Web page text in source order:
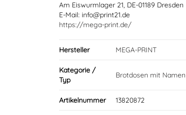
Am Eiswurmlager 21, DE-01189 Dresden
E-Mail: info@print21.de
https://mega-print.de/
Hersteller MEGA-PRINT
Kategorie /
Typ
Brotdosen mit Namen
Artikelnummer 13820872